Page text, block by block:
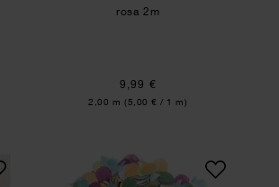
rosa 2m
9,99 €
Inhalt:
2,00 m (5,00 € / 1 m)
4,6 Stiche/cm 140cmKonfetti grün 20g